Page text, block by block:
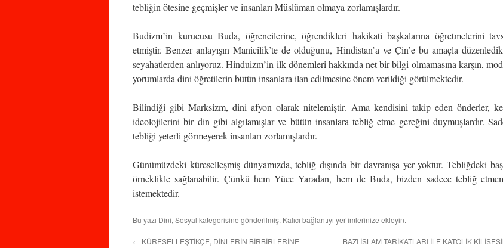
tebliğin ötesine geçmişler ve insanları Müslüman olmaya zorlamışlardır.
Budizm’in kurucusu Buda, öğrencilerine, öğrendikleri hakikati başkalarına öğretmelerini
etmiştir. Benzer anlayışın Manicilik’te de olduğunu, Hindistan’a ve Çin’e bu amaçla
seyahatlerden anlıyoruz. Hinduizm’in ilk dönemleri hakkında net bir bilgi olmamasına karşın,
yorumlarda dini öğretilerin bütün insanlara ilan edilmesine önem verildiği görülmektedir.
Bilindiği gibi Marksizm, dini afyon olarak nitelemiştir. Ama kendisini takip eden önderler,
ideolojilerini bir din gibi algılamışlar ve bütün insanlara tebliğ etme gereğini duymuşlardır.
tebliği yeterli görmeyerek insanları zorlamışlardır.
Günümüzdeki küreselleşmiş dünyamızda, tebliğ dışında bir davranışa yer yoktur. Tebliğdeki
örneklikle sağlanabilir. Çünkü hem Yüce Yaradan, hem de Buda, bizden sadece tebliğ
istemektedir.
Bu yazı Dini, Sosyal kategorisine gönderilmiş. Kalıcı bağlantıyı yer imlerinize ekleyin.
← KÜRESELLEŞTİKÇE, DİNLERİN BİRBİRLERİNE
BAZI İSLÂM TARİKATLARI İLE KATOLİK